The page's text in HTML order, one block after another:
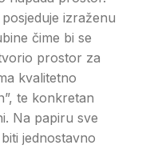
izraženu
čime bi se
prostor za
kvalitetno
te konkretan
Na papiru sve
jednostavno